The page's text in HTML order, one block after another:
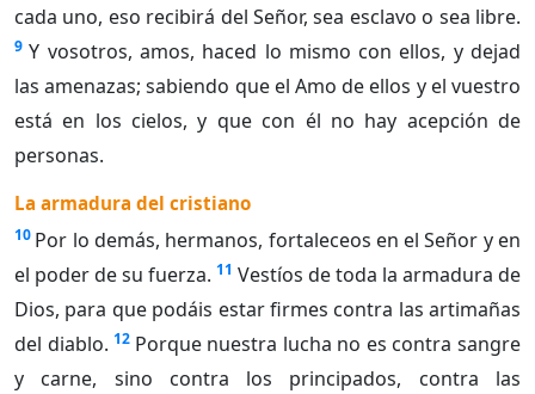
cada uno, eso recibirá del Señor, sea esclavo o sea libre.
9 Y vosotros, amos, haced lo mismo con ellos, y dejad
las amenazas; sabiendo que el Amo de ellos y el vuestro
está en los cielos, y que con él no hay acepción de
personas.
La armadura del cristiano
10 Por lo demás, hermanos, fortaleceos en el Señor y en
el poder de su fuerza. 11 Vestíos de toda la armadura de
Dios, para que podáis estar firmes contra las artimañas
del diablo. 12 Porque nuestra lucha no es contra sangre
y carne, sino contra los principados, contra las